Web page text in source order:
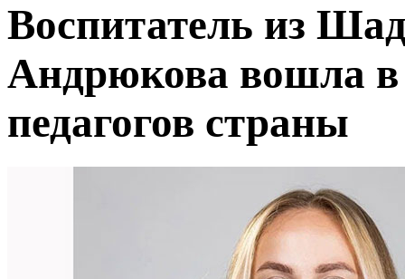
Воспитатель из
Андрюкова вошла
педагогов страны